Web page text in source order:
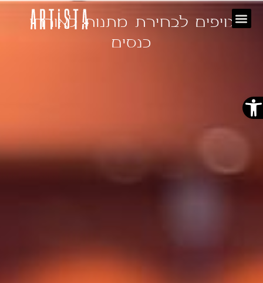
פתח סרגל נגישות
טיפים לבחירת מתנות לאורחי
כנסים